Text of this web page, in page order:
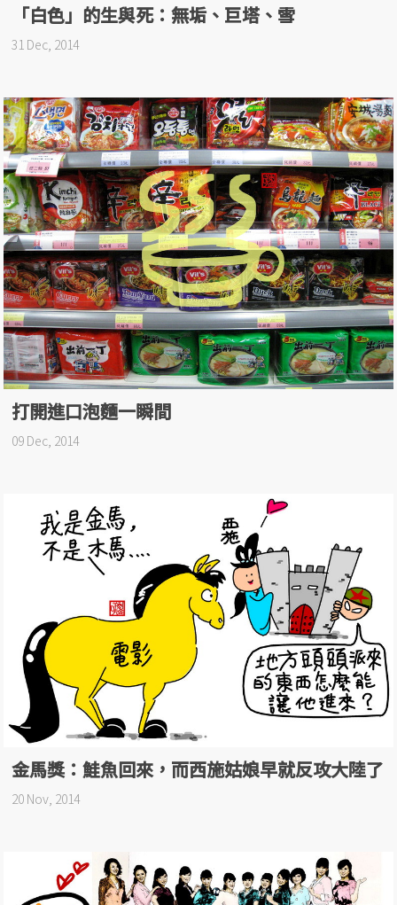
「白色」的生與死：無垢、巨塔、雪
31 Dec, 2014
打開進口泡麵一瞬間
09 Dec, 2014
金馬獎：鮭魚回來，而西施姑娘早就反攻大陸了
20 Nov, 2014